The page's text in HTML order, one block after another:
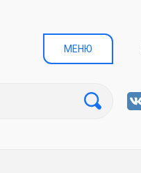
МЕНЮ